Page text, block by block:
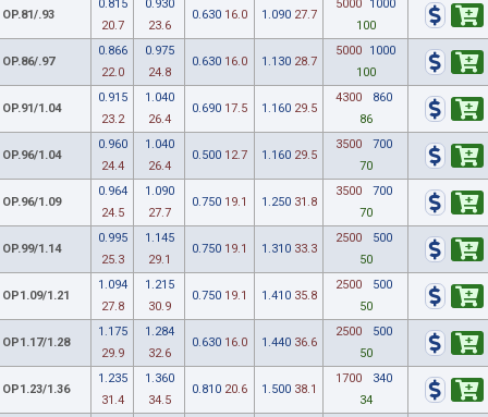
OP.81/.93
0.815
20.7
0.930
23.6
0.630 16.0 1.090 27.7
5000
1000
100
OP.86/.97
0.866
22.0
0.975
24.8
0.630 16.0 1.130 28.7
5000
1000
100
OP.91/1.04
0.915
23.2
1.040
26.4
0.690 17.5 1.160 29.5
4300
860
86
OP.96/1.04
0.960
24.4
1.040
26.4
0.500 12.7 1.160 29.5
3500
700
70
OP.96/1.09
0.964
24.5
1.090
27.7
0.750 19.1 1.250 31.8
3500
700
70
OP.99/1.14
0.995
25.3
1.145
29.1
0.750 19.1 1.310 33.3
2500
500
50
OP1.09/1.21
1.094
27.8
1.215
30.9
0.750 19.1 1.410 35.8
2500
500
50
OP1.17/1.28
1.175
29.9
1.284
32.6
0.630 16.0 1.440 36.6
2500
500
50
OP1.23/1.36
1.235
31.4
1.360
34.5
0.810 20.6 1.500 38.1
1700
340
34